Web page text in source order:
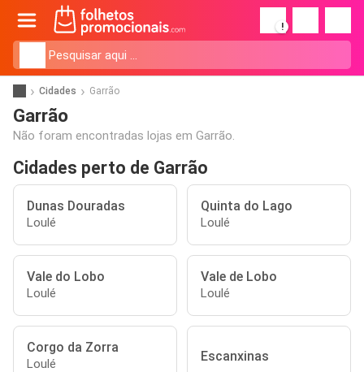
!
Cidades Garrão
Garrão
Não foram encontradas lojas em Garrão.
Cidades perto de Garrão
Dunas Douradas
Loulé
Quinta do Lago
Loulé
Vale do Lobo
Loulé
Vale de Lobo
Loulé
Corgo da Zorra
Loulé Escanxinas